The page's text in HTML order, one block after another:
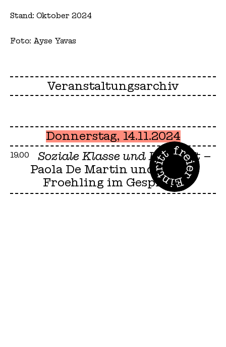
Stand: Oktober 2024
Foto: Ayse Yavas
Veranstaltungsarchiv
Donnerstag, 14.11.2024
19.00 Soziale Klasse und Herkunft –
Paola De Martin und Simon
Froehling im Gespräch